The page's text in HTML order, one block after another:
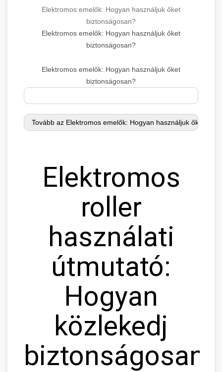
Elektromos emelők: Hogyan használjuk őket
biztonságosan?
Elektromos emelők: Hogyan használjuk őket
biztonságosan?
Elektromos emelők: Hogyan használjuk őket
biztonságosan?
Elektromos
roller
használati
útmutató:
Hogyan
közlekedj
biztonságosan?